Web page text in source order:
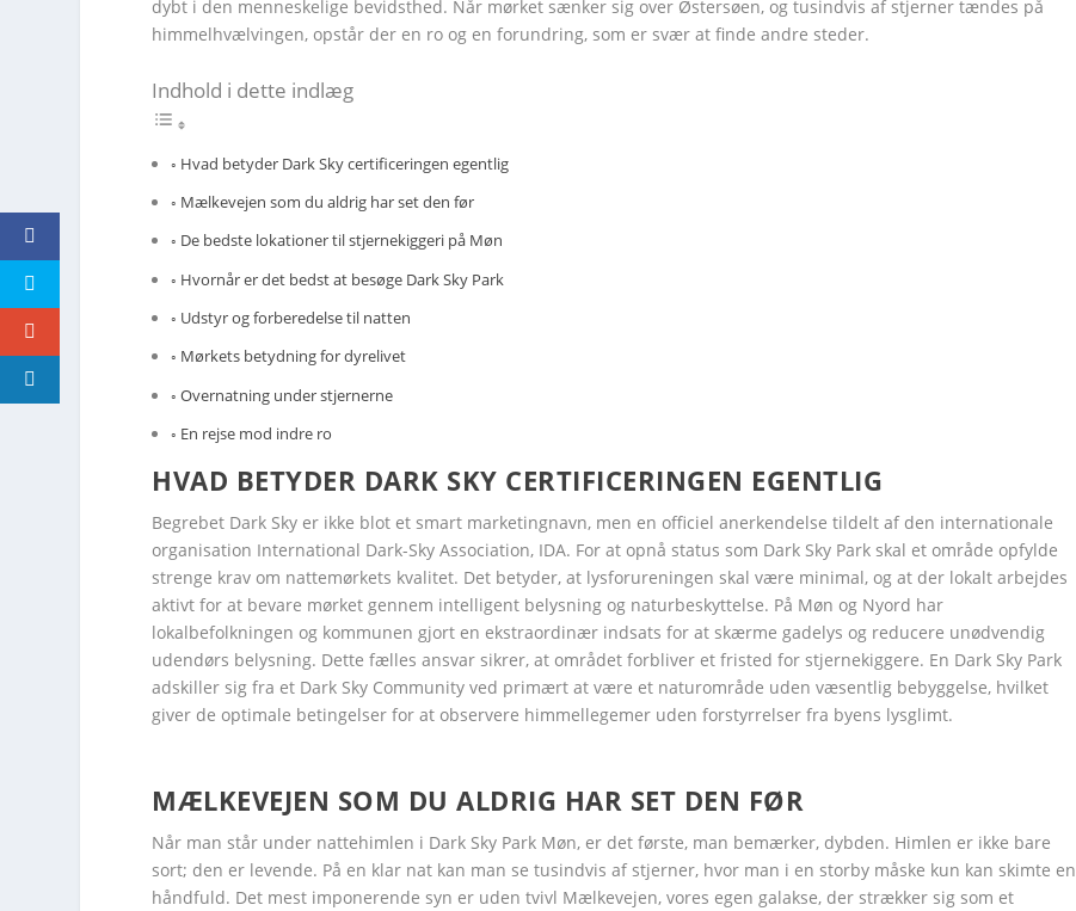
dybt i den menneskelige bevidsthed. Når mørket sænker sig over Østersøen, og tusindvis af stjerner tændes på
himmelhvælvingen, opstår der en ro og en forundring, som er svær at finde andre steder.
Indhold i dette indlæg
Hvad betyder Dark Sky certificeringen egentlig
Mælkevejen som du aldrig har set den før
De bedste lokationer til stjernekiggeri på Møn
Hvornår er det bedst at besøge Dark Sky Park
Udstyr og forberedelse til natten
Mørkets betydning for dyrelivet
Overnatning under stjernerne
En rejse mod indre ro
HVAD BETYDER DARK SKY CERTIFICERINGEN EGENTLIG
Begrebet Dark Sky er ikke blot et smart marketingnavn, men en officiel anerkendelse tildelt af den internationale
organisation International Dark-Sky Association, IDA. For at opnå status som Dark Sky Park skal et område opfylde
strenge krav om nattemørkets kvalitet. Det betyder, at lysforureningen skal være minimal, og at der lokalt arbejdes
aktivt for at bevare mørket gennem intelligent belysning og naturbeskyttelse. På Møn og Nyord har
lokalbefolkningen og kommunen gjort en ekstraordinær indsats for at skærme gadelys og reducere unødvendig
udendørs belysning. Dette fælles ansvar sikrer, at området forbliver et fristed for stjernekiggere. En Dark Sky Park
adskiller sig fra et Dark Sky Community ved primært at være et naturområde uden væsentlig bebyggelse, hvilket
giver de optimale betingelser for at observere himmellegemer uden forstyrrelser fra byens lysglimt.
Facebook Twitter Google+ LinkedIn
Facebook Twitter Google+ LinkedIn
Facebook Twitter Google+ LinkedIn
Facebook Twitter Google+ LinkedIn
Facebook Twitter Google+ LinkedIn
MÆLKEVEJEN SOM DU ALDRIG HAR SET DEN FØR
Når man står under nattehimlen i Dark Sky Park Møn, er det første, man bemærker, dybden. Himlen er ikke bare
sort; den er levende. På en klar nat kan man se tusindvis af stjerner, hvor man i en storby måske kun kan skimte en
håndfuld. Det mest imponerende syn er uden tvivl Mælkevejen, vores egen galakse, der strækker sig som et